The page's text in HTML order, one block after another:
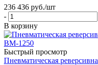
236 436 руб./шт
-
В корзину
Быстрый просмотр
Пневматическая